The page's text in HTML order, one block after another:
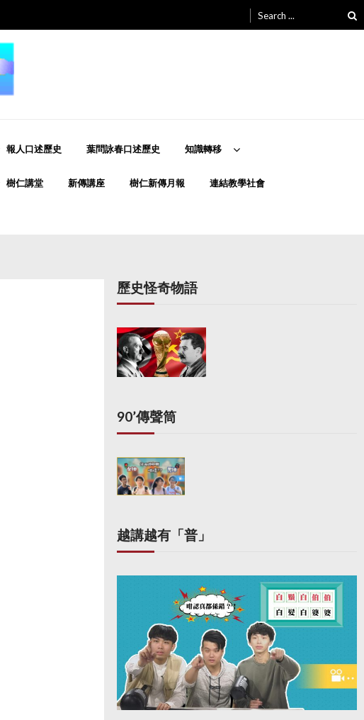
for:
報人口述歷史 葉問詠春口述歷史 知識轉移
樹仁講堂 新傳講座 樹仁新傳月報 連結教學社會
歷史怪奇物語
90’傳聲筒
越講越有「普」